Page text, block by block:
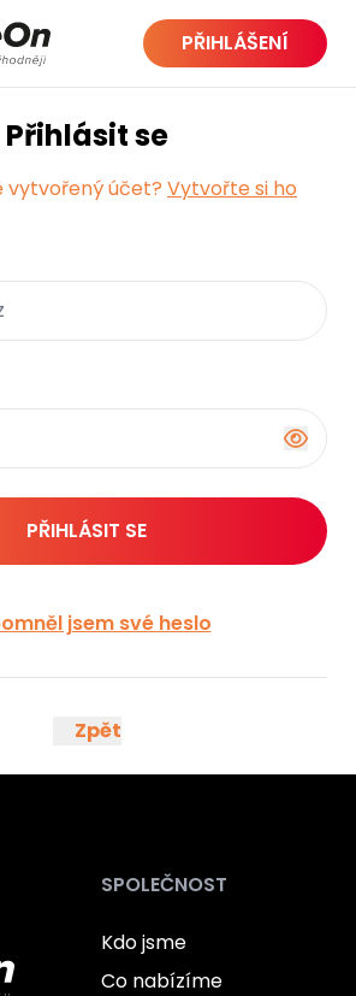
PŘIHLÁŠENÍ
Přihlásit se
vytvořený účet? Vytvořte si ho
jsem své heslo
Zpět
SPOLEČNOST
Kdo jsme
Co nabízíme